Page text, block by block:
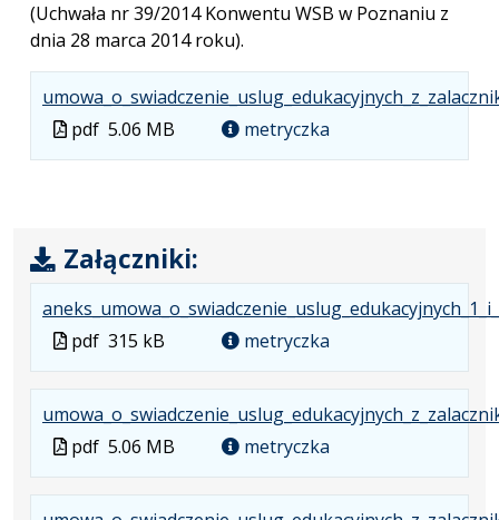
(Uchwała nr 39/2014 Konwentu WSB w Poznaniu z
dnia 28 marca 2014 roku).
Plik
w
pdf 5.06 MB metryczka
Załączniki:
Plik
pdf 315 kB metryczka
Plik
pdf 5.06 MB metryczka